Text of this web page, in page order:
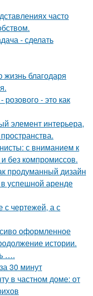
часто
- сделать
благодаря
- это как
элемент интерьера,
с вниманием к
без компромиссов.
продуманный дизайн
успешной аренде
с чертежей, а с
оформленное
истории.
….
30 минут
в частном доме: от